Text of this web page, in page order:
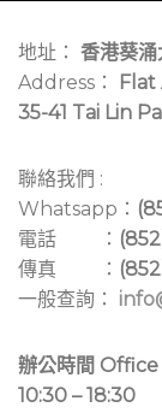
地址： 香港葵
Address：
Flat
35-41 Tai Lin
聯絡我們 :
Whatsapp：
電話 ：
傳真 ：
一般查詢：
辦公時間
10:30 – 18:30